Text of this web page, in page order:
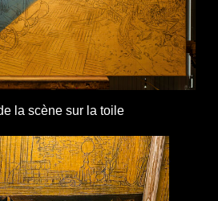
la scène sur la toile